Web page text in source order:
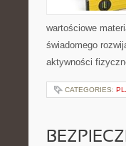
wartościowe
świadomego
aktywności
CATEGORIES: